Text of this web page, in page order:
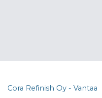
Cora Refinish Oy - Vantaa